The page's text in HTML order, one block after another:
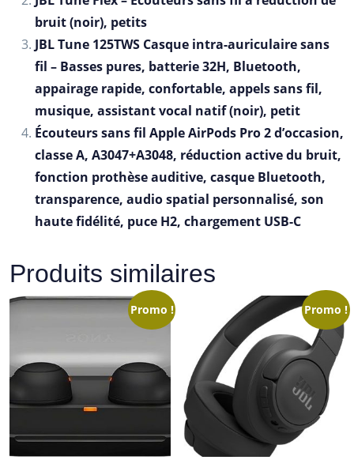
bruit (noir), petits
JBL Tune 125TWS Casque intra-auriculaire sans
fil – Basses pures, batterie 32H, Bluetooth,
appairage rapide, confortable, appels sans fil,
musique, assistant vocal natif (noir), petit
Écouteurs sans fil Apple AirPods Pro 2 d’occasion,
classe A, A3047+A3048, réduction active du bruit,
fonction prothèse auditive, casque Bluetooth,
transparence, audio spatial personnalisé, son
haute fidélité, puce H2, chargement USB-C
Produits similaires
Promo ! Promo !